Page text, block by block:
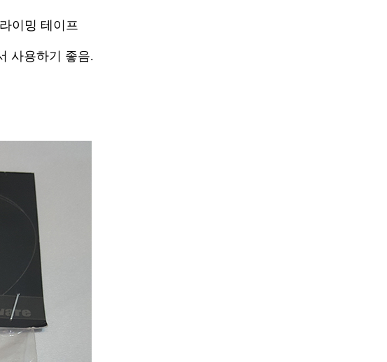
이밍 테이프
사용하기 좋음.